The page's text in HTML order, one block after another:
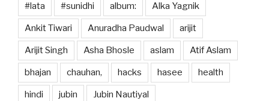
#lata #sunidhi album: Alka Yagnik
Ankit Tiwari Anuradha Paudwal arijit
Arijit Singh Asha Bhosle aslam Atif Aslam
bhajan chauhan, hacks hasee health
hindi jubin Jubin Nautiyal